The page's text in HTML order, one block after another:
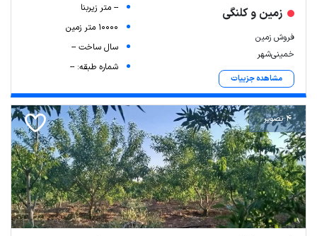
زمین و کلنگی
فروش زمین
خمینی‌شهر
مشاهده جزییات
-- متر زیربنا
10000 متر زمین
سال ساخت --
شماره طبقه: --
4 تصویر